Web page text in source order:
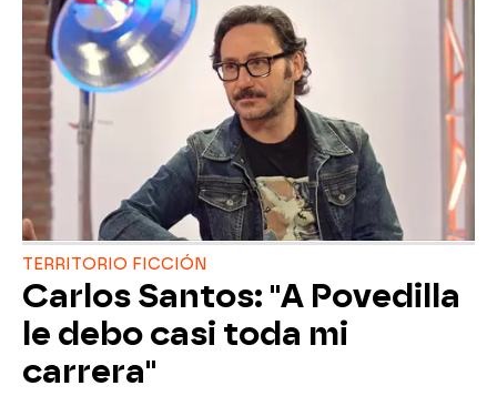
TERRITORIO FICCIÓN
Carlos Santos: "A Povedilla
le debo casi toda mi
carrera"